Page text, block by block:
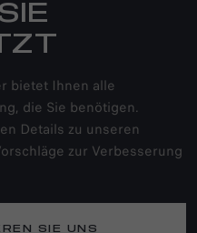
bietet Ihnen alle
die Sie benötigen.
Details zu unseren
zur Verbesserung
SIE UNS